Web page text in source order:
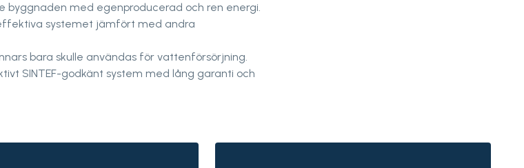
byggnaden med egenproducerad och ren energi.
systemet jämfört med andra
bara skulle användas för vattenförsörjning.
SINTEF-godkänt system med lång garanti och